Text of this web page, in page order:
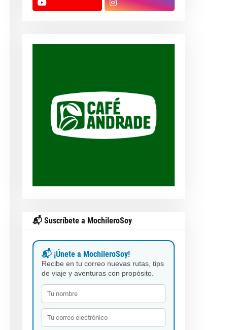
📬 Suscríbete a MochileroSoy
📬 ¡Únete a MochileroSoy!
Recibe en tu correo nuevas rutas, tips
de viaje y aventuras con propósito.